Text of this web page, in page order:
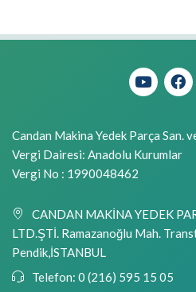
Candan Makina Yedek Parça San.
Vergi Dairesi: Anadolu Kurumlar
Vergi No : 1990048462
CANDAN MAKİNA YEDEK
LTD.ŞTİ. Ramazanoğlu Mah.
Pendik,İSTANBUL
Telefon: 0 (216) 595 15 05